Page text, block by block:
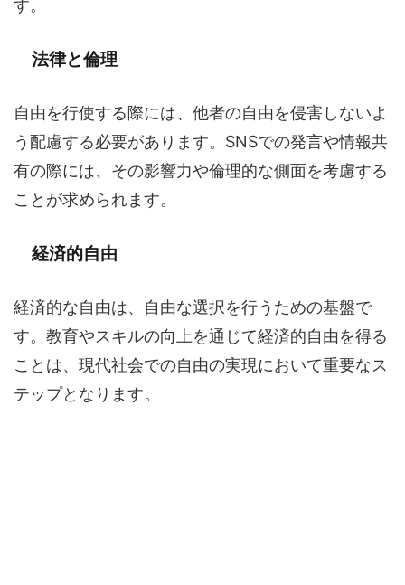
す。
法律と倫理
自由を行使する際には、他者の自由を侵害しないよ
う配慮する必要があります。SNSでの発言や情報共
有の際には、その影響力や倫理的な側面を考慮する
ことが求められます。
経済的自由
経済的な自由は、自由な選択を行うための基盤で
す。教育やスキルの向上を通じて経済的自由を得る
ことは、現代社会での自由の実現において重要なス
テップとなります。